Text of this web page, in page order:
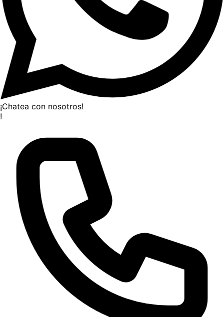
¡Chatea con nosotros!
!